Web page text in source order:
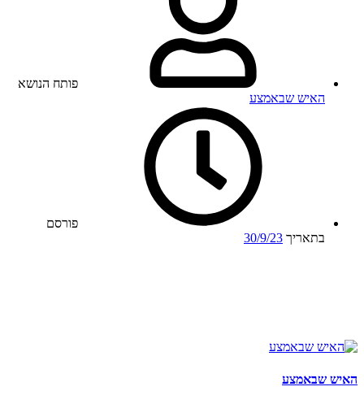
פותח הנושא
האיש שבאמצע
פורסם
בתאריך 30/9/23
האיש שבאמצע